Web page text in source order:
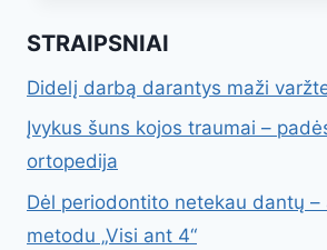
STRAIPSNIAI
Didelį darbą darantys maži
Įvykus šuns kojos traumai –
ortopedija
Dėl periodontito netekau dantų –
metodu „Visi ant 4“